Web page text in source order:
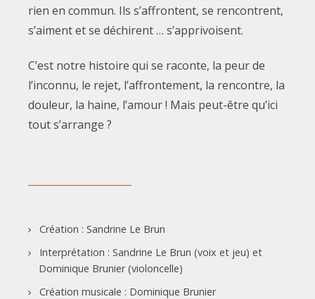
rien en commun. Ils s’affrontent, se rencontrent,
s’aiment et se déchirent … s’apprivoisent.
C’est notre histoire qui se raconte, la peur de
l’inconnu, le rejet, l’affrontement, la rencontre, la
douleur, la haine, l’amour ! Mais peut-être qu’ici
tout s’arrange ?
Création : Sandrine Le Brun
Interprétation : Sandrine Le Brun (voix et jeu) et
Dominique Brunier (violoncelle)
Création musicale : Dominique Brunier